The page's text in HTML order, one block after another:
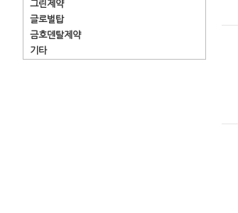
그린제약
글로벌탑
금호덴탈제약
기타